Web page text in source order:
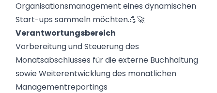
Organisationsmanagement eines dynamischen
Start-ups sammeln möchten.💪🚀
Verantwortungsbereich
Vorbereitung und Steuerung des
Monatsabschlusses für die externe Buchhaltung
sowie Weiterentwicklung des monatlichen
Managementreportings